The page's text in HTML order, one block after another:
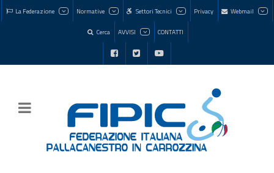
La Federazione Normative Settori Tecnici Privacy Webmail
Cerca AVVISI CONTATTI